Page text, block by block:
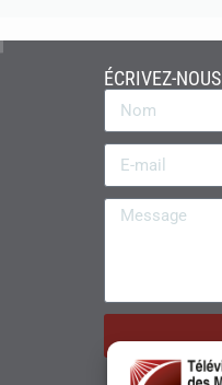
ÉCRIVEZ-NOUS